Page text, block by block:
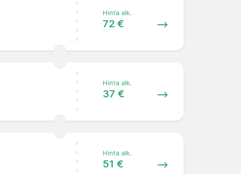
Hinta alk.
72 €
Hinta alk.
37 €
Hinta alk.
51 €